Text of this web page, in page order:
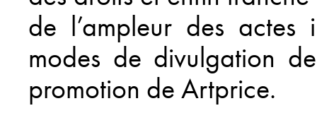
de l’ampleur des actes
modes de divulgation
promotion de Artprice.